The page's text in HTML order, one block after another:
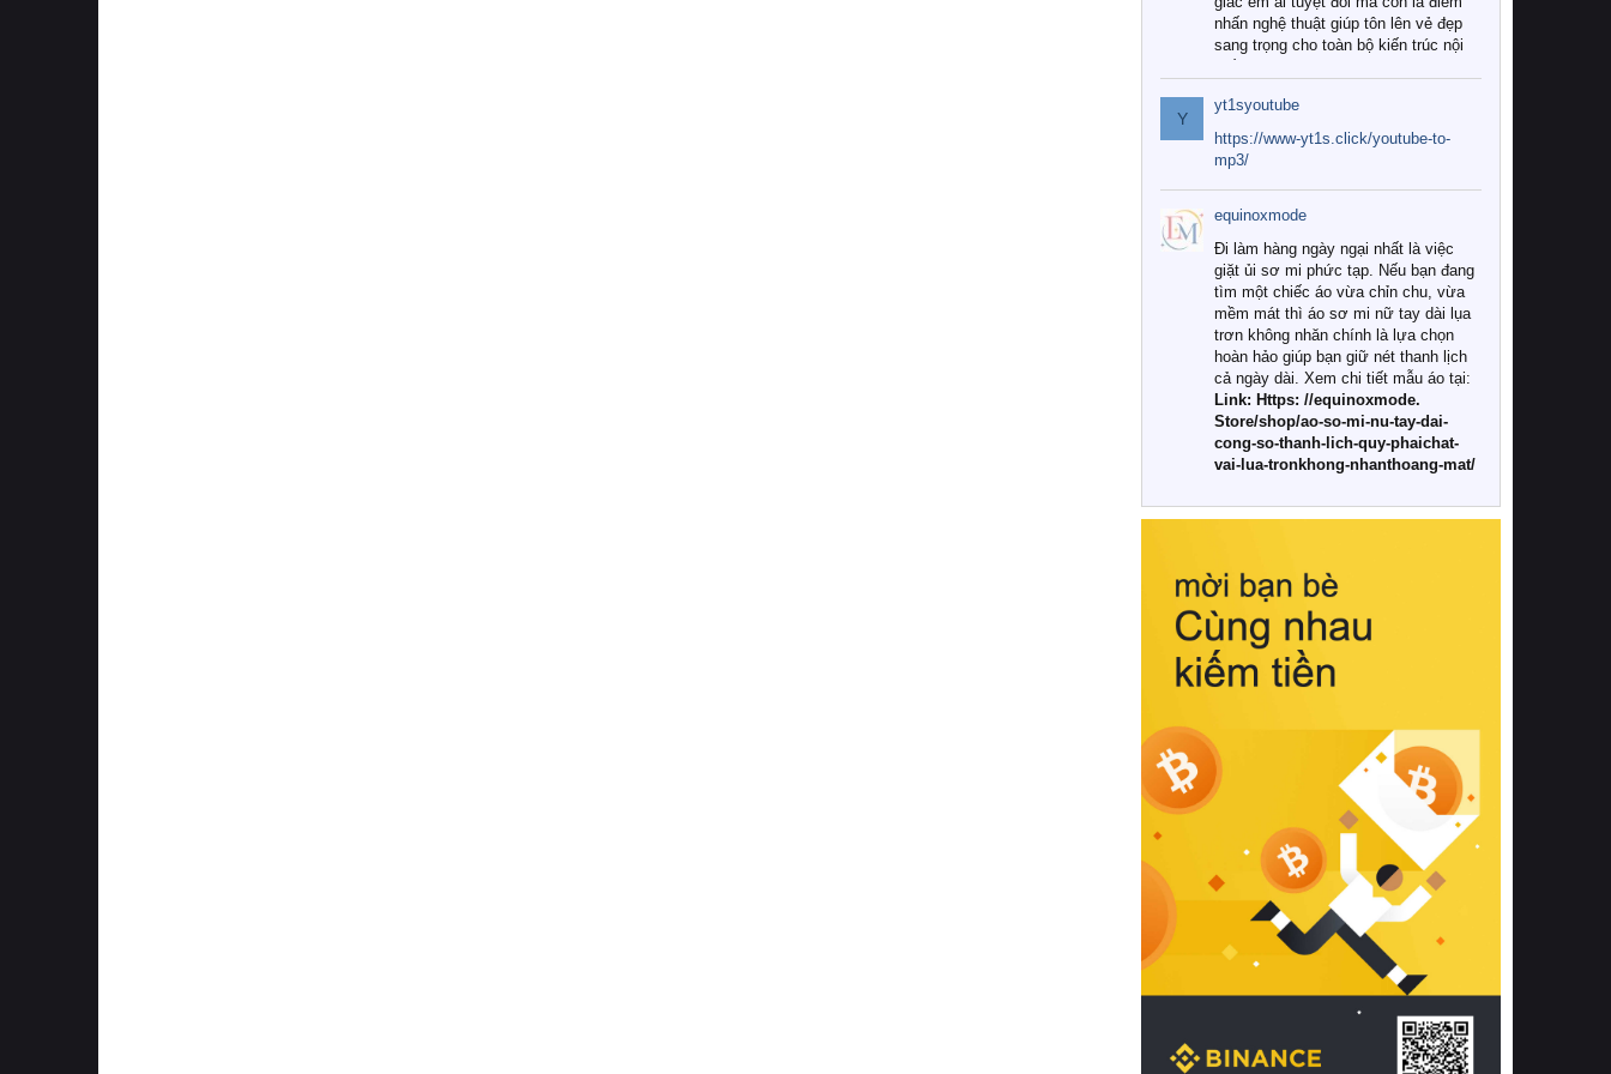
nhấn nghệ thuật giúp tôn lên vẻ đẹp
sang trọng cho toàn bộ kiến trúc nội
Tuy nhiên, giữa thị trường đa dạng
với vô vàn thương hiệu và mẫu mã
như hiện nay, làm thế nào để chọn
được những bộ chăn ga gối đệm cao
cấp thực sự chất lượng, phù hợp với
khí hậu và nhu cầu sử dụng của gia
đình? Hãy cùng chúng tôi đi tìm lời
giải đáp chi tiết qua bài viết dưới đây.
1. Tại sao các gia đình hiện đại lại ưa
chuộng chăn ga gối đệm cao cấp?
Khác với các dòng sản phẩm thông
thường, những bộ chăn ga gối đệm
cao cấp trải qua quy trình sản xuất
nghiêm ngặt từ khâu chọn lọc nguyên
liệu tự nhiên đến công nghệ dệt
nhuộm hiện đại không chứa hóa chất
này, bạn sẽ cảm nhận rõ rệt sự khác
hồi chuẩn xác của phần đệm nâng đỡ
cột sống.
Bên cạnh đó, việc lựa chọn các dòng
sản phẩm đạt chuẩn chất lượng quốc
tế còn giúp ngăn ngừa tình trạng kích
khuẩn và nấm mốc trong điều kiện
thời tiết nóng ẩm. Bạn có thể tìm hiểu
thêm các nghiên cứu khoa học về tác
động của giấc ngủ và môi trường
phòng ngủ đối với sức khỏe con
người tại Sleep Foundation (External
Link) để có cái nhìn toàn diện hơn.
2. Các tiêu chí vàng khi lựa chọn
chăn ga gối đệm cao cấp cho phòng
ngủ
Để sở hữu một bộ chăn ga gối đệm
cao cấp hoàn hảo cả về thẩm mỹ lẫn
công năng, người tiêu dùng cần cân
nhắc kỹ lưỡng các tiêu chí quan trọng
Y
yt1syoutube
https://www-yt1s.click/youtube-to-
mp3/
equinoxmode
Đi làm hàng ngày ngại nhất là việc
giặt ủi sơ mi phức tạp. Nếu bạn đang
tìm một chiếc áo vừa chỉn chu, vừa
mềm mát thì áo sơ mi nữ tay dài lụa
trơn không nhăn chính là lựa chọn
hoàn hảo giúp bạn giữ nét thanh lịch
cả ngày dài. Xem chi tiết mẫu áo tại:
Link: Https: //equinoxmode.
Store/shop/ao-so-mi-nu-tay-dai-
cong-so-thanh-lich-quy-phaichat-
vai-lua-tronkhong-nhanthoang-mat/